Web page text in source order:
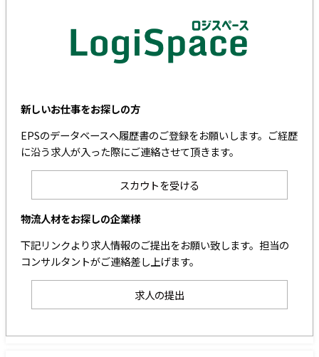
新しいお仕事をお探しの方
EPSのデータベースへ履歴書のご登録をお願いします。ご経歴
に沿う求人が入った際にご連絡させて頂きます。
スカウトを受ける
物流人材をお探しの企業様
下記リンクより求人情報のご提出をお願い致します。担当の
コンサルタントがご連絡差し上げます。
求人の提出